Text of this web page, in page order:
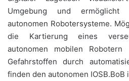
Umgebung und
autonomen Robotersysteme.
die Kartierung eines
autonomen mobilen
Gefahrstoffen durch
finden den autonomen IOSB.BoB